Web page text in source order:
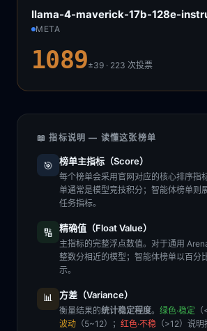
llama-4-maverick-17b-128e-
META
1089±39 · 223次投票
📖 指标说明 — 读懂这张榜单
🎯 榜单主指标（Score）
每个榜单会采用官网对应的核心排序指
单通常是模型竞技积分；智能体榜单则
任务指标。
🔢 精确值（Float Value）
主指标的完整浮点数值。对于通用
整数分相近的模型；智能体榜单以百分
示。
📊 方差（Variance）
衡量结果的统计稳定程度。 绿色·稳定
波动 （5~12）； 红色·不稳 （>12）说